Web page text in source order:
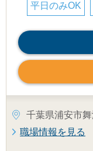
平日のみOK
千葉県浦安市
職場情報を見る